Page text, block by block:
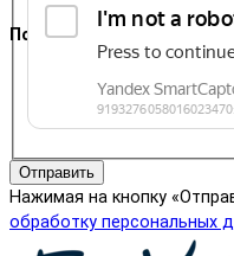
Поддержка
Отправить
Нажимая на кнопку
обработку персональных